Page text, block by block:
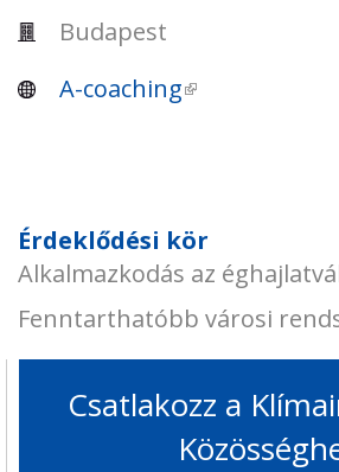
Budapest
A-coaching(külső
Érdeklődési kör
Alkalmazkodás az
Fenntarthatóbb városi
Csatlakozz a